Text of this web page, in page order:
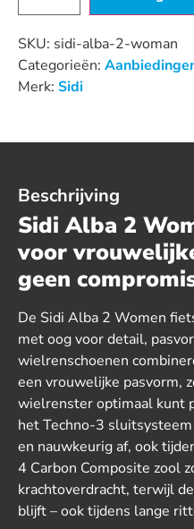
SKU: sidi-alba-2-woman
Categorieën:
Merk: Sidi
Beschrijving
Sidi Alba 2
voor
geen
De Sidi Alba 2 Women
met oog voor detail,
wielrenschoenen
een vrouwelijke pasvorm,
wielrenster optimaal kunt
het Techno-3
en nauwkeurig af, ook
4 Carbon Composite zool
krachtoverdracht, terwijl
blijft – ook tijdens lange